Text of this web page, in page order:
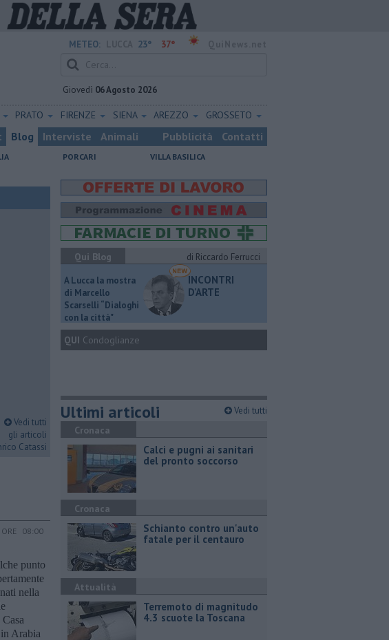
METEO: 23° 37°
Giovedì 06 Agosto 2026
PRATO FIRENZE SIENA AREZZO GROSSETO
Blog Interviste Animali Pubblicità Contatti
PORCARI VILLA BASILICA
Vedi tutti
gli articoli
Catassi
ORE 08:00
punto
nella
Arabia
Qui Blog
di Riccardo Ferrucci
A Lucca la mostra
di Marcello
Scarselli “Dialoghi
con la città"
INCONTRI
D'ARTE
QUI Condoglianze
Ultimi articoli Vedi tutti
Cronaca
Calci e pugni ai sanitari
del pronto soccorso
Cronaca
Schianto contro un'auto
fatale per il centauro
Attualità
Terremoto di magnitudo
4.3 scuote la Toscana